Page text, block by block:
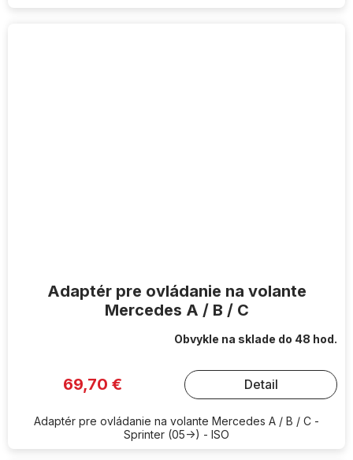
Adaptér pre ovládanie na volante
Mercedes A / B / C
Obvykle na sklade do 48 hod.
69,70 € Detail
Adaptér pre ovládanie na volante Mercedes A / B / C -
Sprinter (05->) - ISO